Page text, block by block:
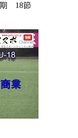
期 18節